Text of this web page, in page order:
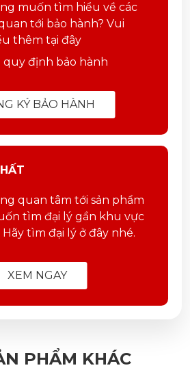
muốn tìm hiểu về các
tới bảo hành? Vui
thêm tại đây
quy định bảo hành
KÝ BẢO HÀNH
quan tâm tới sản phẩm
tìm đại lý gần khu vực
tìm đại lý ở đây nhé.
XEM NGAY
PHẨM KHÁC